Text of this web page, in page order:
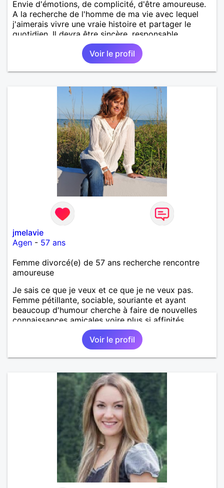
Envie d'émotions, de complicité, d'être amoureuse.
A la recherche de l'homme de ma vie avec lequel
j'aimerais vivre une vraie histoire et partager le
quotidien. Il devra être sincère, responsable,
ambitieux, entreprenant, fort de caractère et avec le
sens de l'humour. Il saura me chouchouter et me
mettre en valeur, me donner son amour et attention.
Merci de m'avoir lu et à bientôt...
Voir le profil
jmelavie
Agen - 57 ans
Femme divorcé(e) de 57 ans recherche rencontre
amoureuse
Je sais ce que je veux et ce que je ne veux pas.
Femme pétillante, sociable, souriante et ayant
beaucoup d'humour cherche à faire de nouvelles
connaissances amicales voire plus si affinités.
Voir le profil